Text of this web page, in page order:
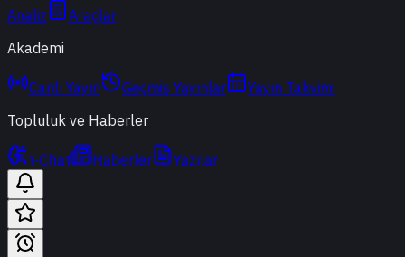
Analiz
Araçlar
Akademi
Canlı Yayın Geçmiş Yayınlar
Yayın Takvimi
Topluluk ve Haberler
t-Chat Haberler Yazılar